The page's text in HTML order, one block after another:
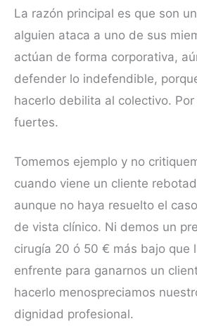
La razón principal es que son
alguien ataca a uno de sus
actúan de forma corporativa,
defender lo indefendible,
hacerlo debilita al colectivo.
fuertes.
Tomemos ejemplo y no
cuando viene un cliente
aunque no haya resuelto el
de vista clínico. Ni demos un
cirugía 20 ó 50 € más bajo que
enfrente para ganarnos un
hacerlo menospreciamos
dignidad profesional.